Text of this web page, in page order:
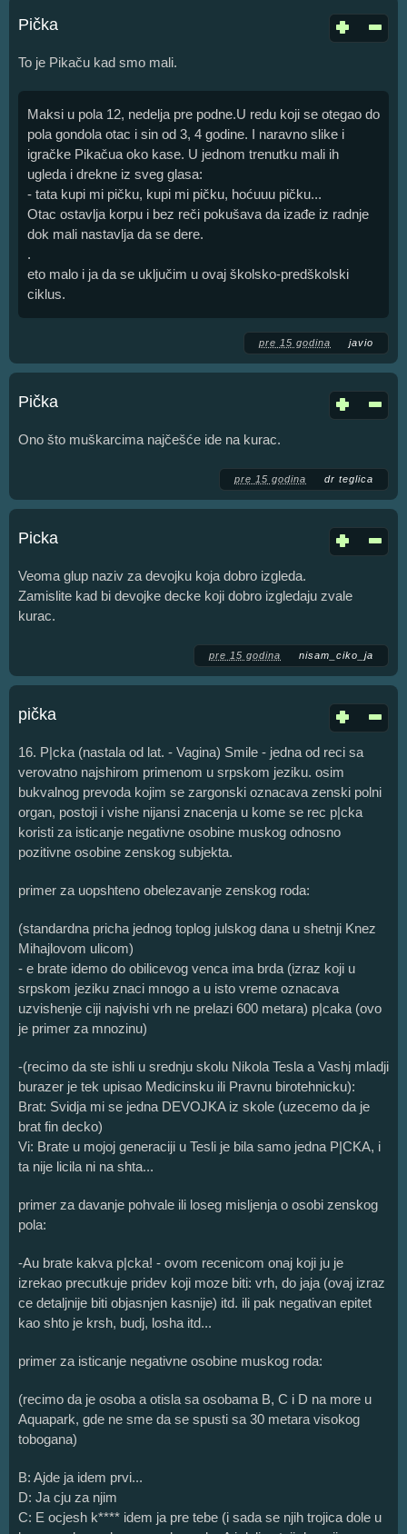
Pička
To je Pikaču kad smo mali.
Maksi u pola 12, nedelja pre podne.U redu koji se otegao do
pola gondola otac i sin od 3, 4 godine. I naravno slike i
igračke Pikačua oko kase. U jednom trenutku mali ih
ugleda i drekne iz sveg glasa:
- tata kupi mi pičku, kupi mi pičku, hoćuuu pičku...
Otac ostavlja korpu i bez reči pokušava da izađe iz radnje
dok mali nastavlja da se dere.
.
eto malo i ja da se uključim u ovaj školsko-predškolski
ciklus.
pre 15 godina javio
Pička
Ono što muškarcima najčešće ide na kurac.
pre 15 godina dr teglica
Picka
Veoma glup naziv za devojku koja dobro izgleda.
Zamislite kad bi devojke decke koji dobro izgledaju zvale
kurac.
pre 15 godina nisam_ciko_ja
pička
16. P|cka (nastala od lat. - Vagina) Smile - jedna od reci sa
verovatno najshirom primenom u srpskom jeziku. osim
bukvalnog prevoda kojim se zargonski oznacava zenski polni
organ, postoji i vishe nijansi znacenja u kome se rec p|cka
koristi za isticanje negativne osobine muskog odnosno
pozitivne osobine zenskog subjekta.
primer za uopshteno obelezavanje zenskog roda:
(standardna pricha jednog toplog julskog dana u shetnji Knez
Mihajlovom ulicom)
- e brate idemo do obilicevog venca ima brda (izraz koji u
srpskom jeziku znaci mnogo a u isto vreme oznacava
uzvishenje ciji najvishi vrh ne prelazi 600 metara) p|caka (ovo
je primer za mnozinu)
-(recimo da ste ishli u srednju skolu Nikola Tesla a Vashj mladji
burazer je tek upisao Medicinsku ili Pravnu birotehnicku):
Brat: Svidja mi se jedna DEVOJKA iz skole (uzecemo da je
brat fin decko)
Vi: Brate u mojoj generaciji u Tesli je bila samo jedna P|CKA, i
ta nije licila ni na shta...
primer za davanje pohvale ili loseg misljenja o osobi zenskog
pola:
-Au brate kakva p|cka! - ovom recenicom onaj koji ju je
izrekao precutkuje pridev koji moze biti: vrh, do jaja (ovaj izraz
ce detaljnije biti objasnjen kasnije) itd. ili pak negativan epitet
kao shto je krsh, budj, losha itd...
primer za isticanje negativne osobine muskog roda:
(recimo da je osoba a otisla sa osobama B, C i D na more u
Aquapark, gde ne sme da se spusti sa 30 metara visokog
tobogana)
B: Ajde ja idem prvi...
D: Ja cju za njim
C: E ocjesh k**** idem ja pre tebe (i sada se njih trojica dole u